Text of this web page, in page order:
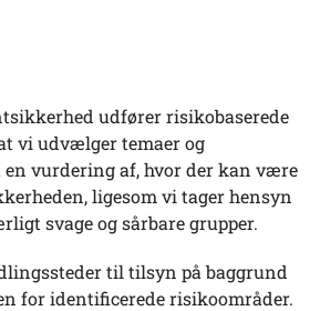
udfører risikobaserede
vi udvælger temaer og
vurdering af, hvor der kan være
ligesom vi tager hensyn
svage og sårbare grupper.
til tilsyn på baggrund
for identificerede risikoområder.